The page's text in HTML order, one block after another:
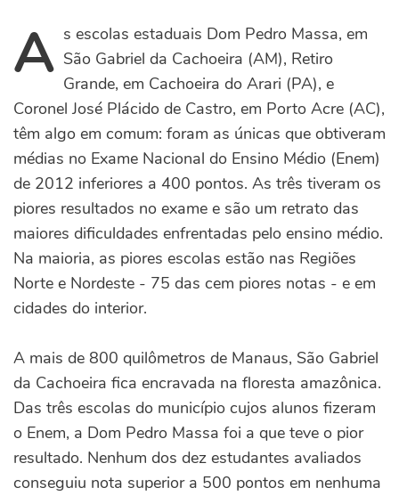
A s escolas estaduais Dom Pedro Massa, em
São Gabriel da Cachoeira (AM), Retiro
Grande, em Cachoeira do Arari (PA), e
Coronel José Plácido de Castro, em Porto Acre (AC),
têm algo em comum: foram as únicas que obtiveram
médias no Exame Nacional do Ensino Médio (Enem)
de 2012 inferiores a 400 pontos. As três tiveram os
piores resultados no exame e são um retrato das
maiores dificuldades enfrentadas pelo ensino médio.
Na maioria, as piores escolas estão nas Regiões
Norte e Nordeste - 75 das cem piores notas - e em
cidades do interior.
A mais de 800 quilômetros de Manaus, São Gabriel
da Cachoeira fica encravada na floresta amazônica.
Das três escolas do município cujos alunos fizeram
o Enem, a Dom Pedro Massa foi a que teve o pior
resultado. Nenhum dos dez estudantes avaliados
conseguiu nota superior a 500 pontos em nenhuma